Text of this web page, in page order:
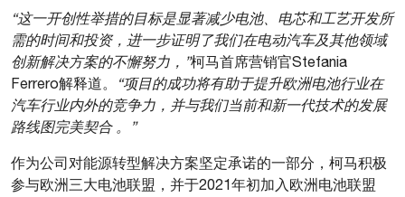
“这一开创性举措的目标是显著减少电池、电芯和工艺开发所
需的时间和投资，进一步证明了我们在电动汽车及其他领域
创新解决方案的不懈努力，”柯马首席营销官Stefania
Ferrero解释道。
“项目的成功将有助于提升欧洲电池行业在
汽车行业内外的竞争力，并与我们当前和新一代技术的发展
路线图完美契合 。”
作为公司对能源转型解决方案坚定承诺的一部分，柯马积极
参与欧洲三大电池联盟，并于2021年初加入欧洲电池联盟